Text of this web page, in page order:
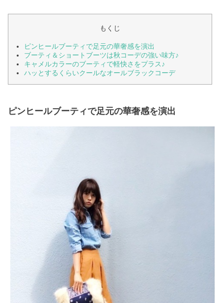
もくじ
ピンヒールブーティで足元の華奢感を演出
ブーティ＆ショートブーツは秋コーデの強い味方♪
キャメルカラーのブーティで軽快さをプラス♪
ハッとするくらいクールなオールブラックコーデ
ピンヒールブーティで足元の華奢感を演出